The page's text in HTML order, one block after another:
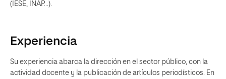
(IESE, INAP...).
Experiencia
Su experiencia abarca la dirección en el sector público, con la
actividad docente y la publicación de artículos periodísticos. En